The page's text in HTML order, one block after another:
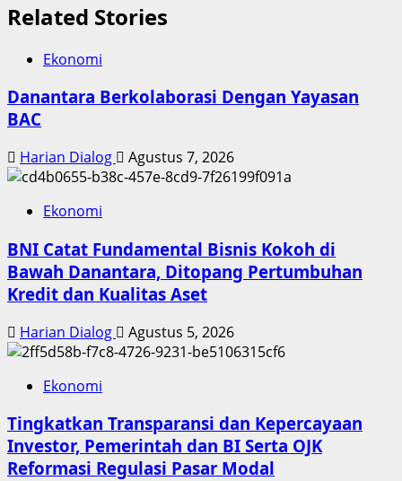
Related Stories
Ekonomi
Danantara Berkolaborasi Dengan Yayasan
BAC
Harian Dialog Agustus 7, 2026
Ekonomi
BNI Catat Fundamental Bisnis Kokoh di
Bawah Danantara, Ditopang Pertumbuhan
Kredit dan Kualitas Aset
Harian Dialog Agustus 5, 2026
Ekonomi
Tingkatkan Transparansi dan Kepercayaan
Investor, Pemerintah dan BI Serta OJK
Reformasi Regulasi Pasar Modal